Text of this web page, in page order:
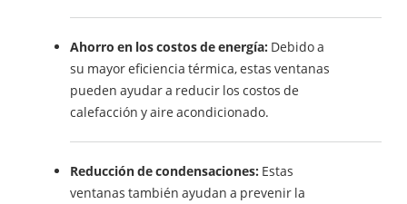
Ahorro en los costos de energía: Debido a
su mayor eficiencia térmica, estas ventanas
pueden ayudar a reducir los costos de
calefacción y aire acondicionado.
Reducción de condensaciones: Estas
ventanas también ayudan a prevenir la